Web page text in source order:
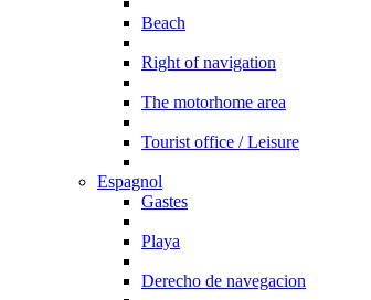
Beach
Right of navigation
The motorhome area
Tourist office / Leisure
Espagnol
Gastes
Playa
Derecho de navegacion